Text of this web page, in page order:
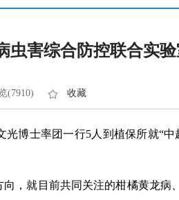
虫害综合防控联合实
(7910) 收藏
博士率团一行5人到植保所就“
，就目前共同关注的柑橘黄龙